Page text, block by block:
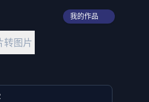
我的作品
转图片